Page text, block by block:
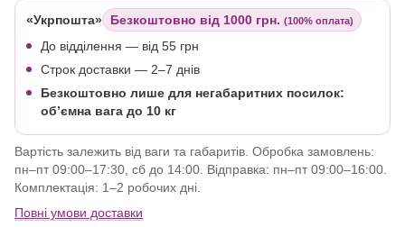
«Укрпошта» Безкоштовно від 1000 грн. (100% оплата)
До відділення — від 55 грн
Строк доставки — 2–7 днів
Безкоштовно лише для негабаритних посилок:
об’ємна вага до 10 кг
Вартість залежить від ваги та габаритів. Обробка замовлень:
пн–пт 09:00–17:30, сб до 14:00. Відправка: пн–пт 09:00–16:00.
Комплектація: 1–2 робочих дні.
Повні умови доставки